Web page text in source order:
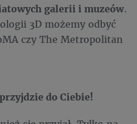
galerii i muzeów.
3D możemy odbyć
czy The Metropolitan
do Ciebie!